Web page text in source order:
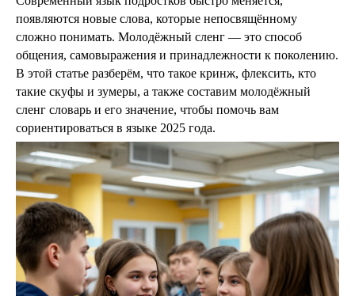
появляются новые слова, которые непосвящённому
сложно понимать. Молодёжный сленг — это способ
общения, самовыражения и принадлежности к поколению.
В этой статье разберём, что такое кринж, флексить, кто
такие скуфы и зумеры, а также составим молодёжный
сленг словарь и его значение, чтобы помочь вам
сориентироваться в языке 2025 года.